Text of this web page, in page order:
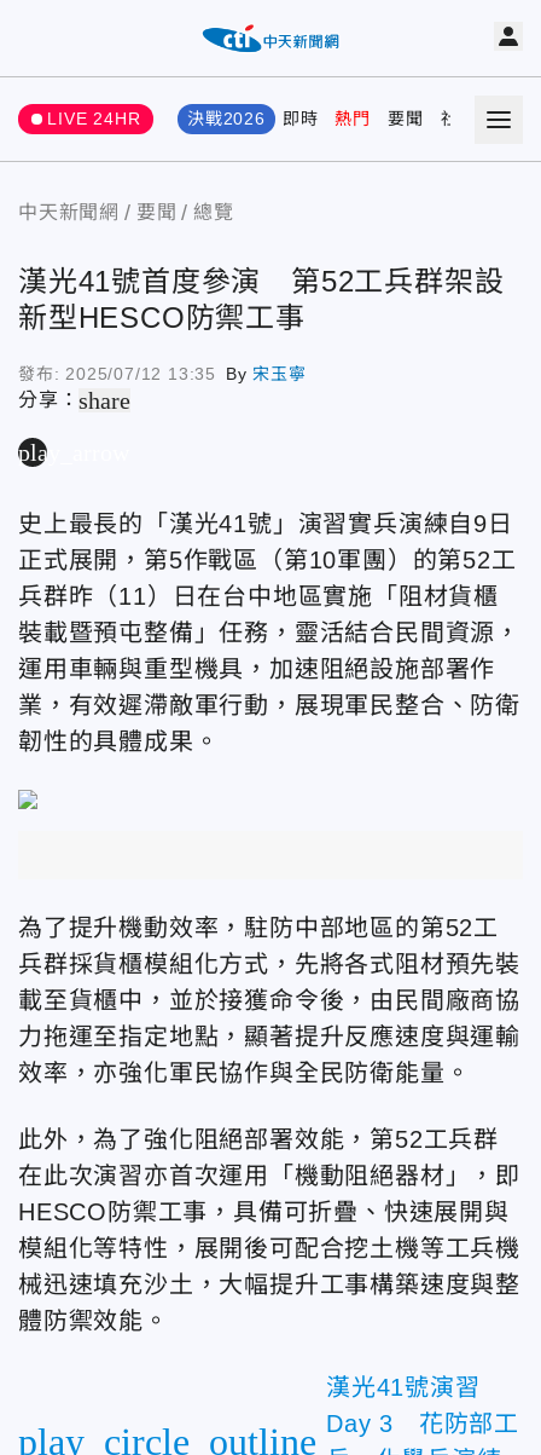
LIVE 24HR 決戰2026 即時 熱門 要聞 社會 娛樂
中天新聞網 要聞 總覽
漢光41號首度參演 第52工兵群架設
新型HESCO防禦工事
發布: 2025/07/12 13:35 By 宋玉寧
分享：share
play_arrow
史上最長的「漢光41號」演習實兵演練自9日
正式展開， 第5作戰區（第10軍團）的第52工
兵群昨（11）日在台中地區實施「阻材貨櫃
裝載暨預屯整備」任務，靈活結合民間資源，
運用車輛與重型機具，加速阻絕設施部署作
業，有效遲滯敵軍行動，展現軍民整合、防衛
韌性的具體成果。
為了提升機動效率，駐防中部地區的第52工
兵群採貨櫃模組化方式，先將各式阻材預先裝
載至貨櫃中，並於接獲命令後，由民間廠商協
力拖運至指定地點，顯著提升反應速度與運輸
效率，亦強化軍民協作與全民防衛能量。
此外，為了強化阻絕部署效能，第52工兵群
在此次演習亦首次運用「機動阻絕器材」，即
HESCO防禦工事，具備可折疊、快速展開與
模組化等特性，展開後可配合挖土機等工兵機
械迅速填充沙土，大幅提升工事構築速度與整
體防禦效能。
play_circle_outline
漢光41號演習
Day 3 花防部工